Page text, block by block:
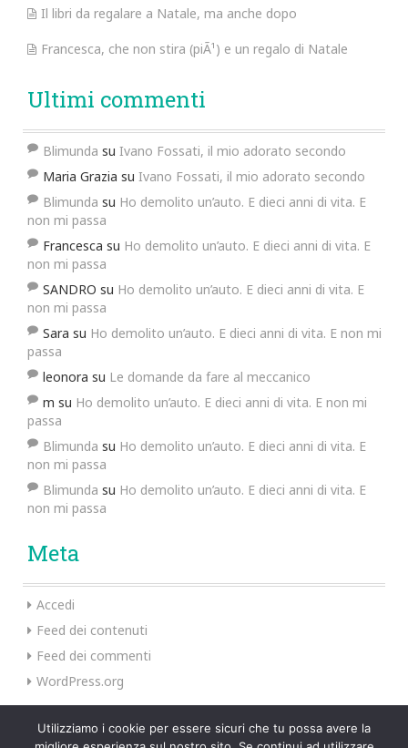
Il libri da regalare a Natale, ma anche dopo
Francesca, che non stira (piÃ¹) e un regalo di Natale
Ultimi commenti
Blimunda su Ivano Fossati, il mio adorato secondo
Maria Grazia su Ivano Fossati, il mio adorato secondo
Blimunda su Ho demolito un’auto. E dieci anni di vita. E
non mi passa
Francesca su Ho demolito un’auto. E dieci anni di vita. E
non mi passa
SANDRO su Ho demolito un’auto. E dieci anni di vita. E
non mi passa
Sara su Ho demolito un’auto. E dieci anni di vita. E non mi
passa
leonora su Le domande da fare al meccanico
m su Ho demolito un’auto. E dieci anni di vita. E non mi
passa
Blimunda su Ho demolito un’auto. E dieci anni di vita. E
non mi passa
Blimunda su Ho demolito un’auto. E dieci anni di vita. E
non mi passa
Meta
Accedi
Feed dei contenuti
Feed dei commenti
WordPress.org
Utilizziamo i cookie per essere sicuri che tu possa avere la